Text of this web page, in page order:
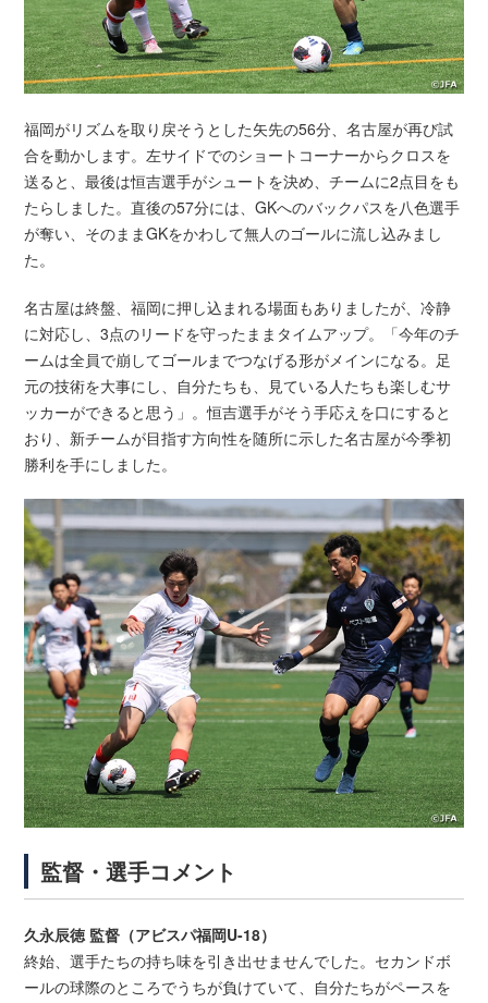
福岡がリズムを取り戻そうとした矢先の56分、名古屋が再び試
合を動かします。左サイドでのショートコーナーからクロスを
送ると、最後は恒吉選手がシュートを決め、チームに2点目をも
たらしました。直後の57分には、GKへのバックパスを八色選手
が奪い、そのままGKをかわして無人のゴールに流し込みまし
た。
名古屋は終盤、福岡に押し込まれる場面もありましたが、冷静
に対応し、3点のリードを守ったままタイムアップ。「今年のチ
ームは全員で崩してゴールまでつなげる形がメインになる。足
元の技術を大事にし、自分たちも、見ている人たちも楽しむサ
ッカーができると思う」。恒吉選手がそう手応えを口にすると
おり、新チームが目指す方向性を随所に示した名古屋が今季初
勝利を手にしました。
監督・選手コメント
久永辰徳 監督（アビスパ福岡U-18）
終始、選手たちの持ち味を引き出せませんでした。セカンドボ
ールの球際のところでうちが負けていて、自分たちがペースを